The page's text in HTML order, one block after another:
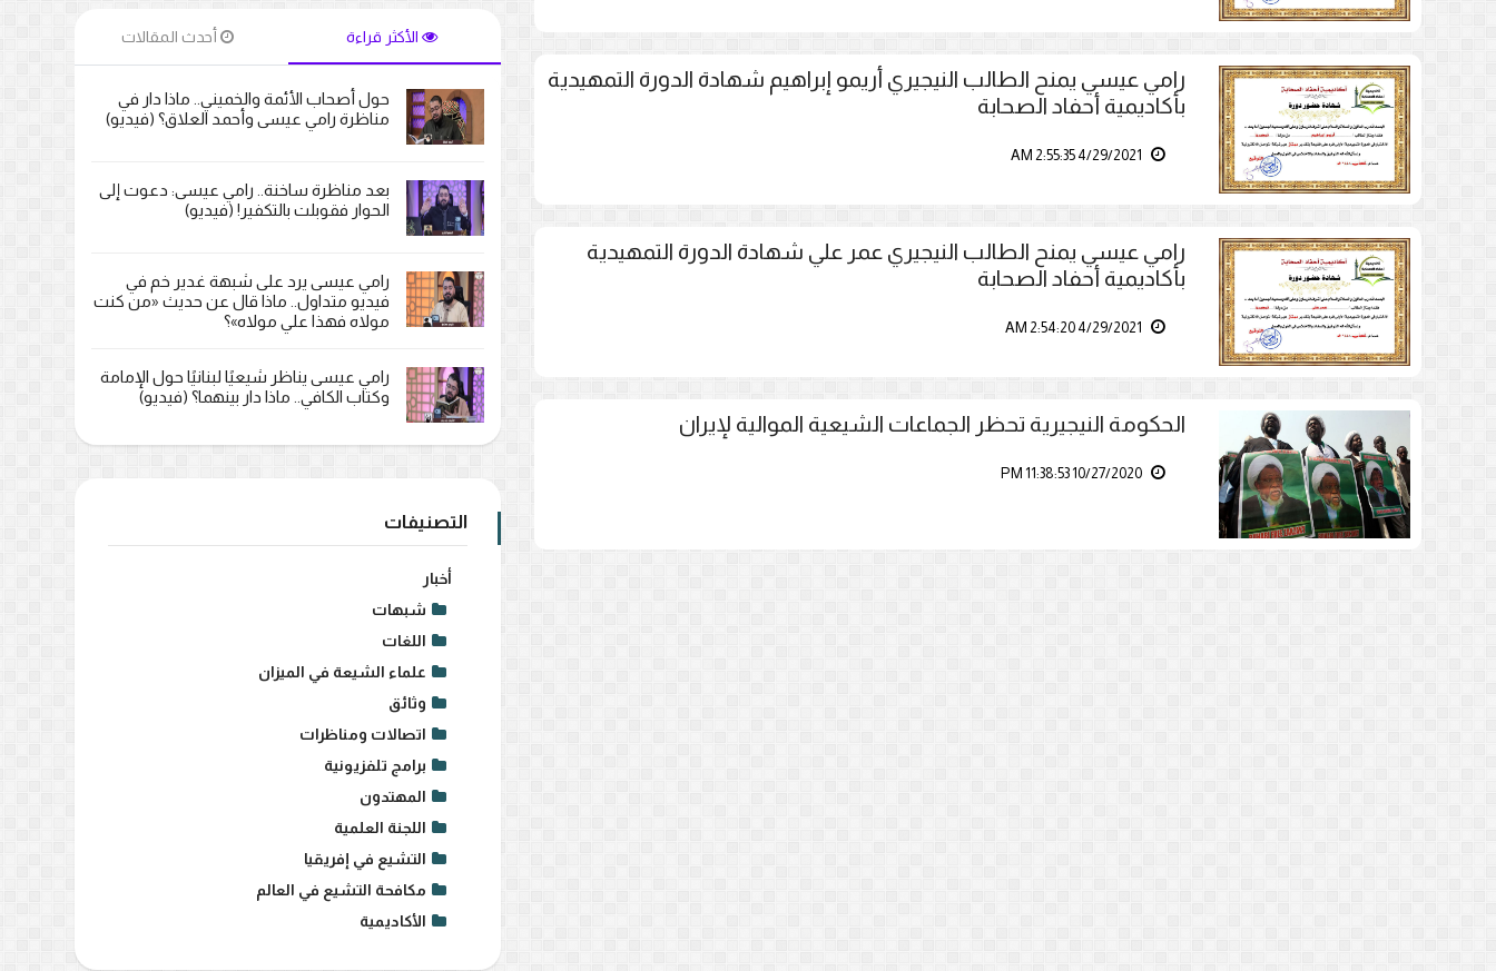
رامي عيسي يمنح الطالب النيجيري أريمو إبراهيم شهادة الدورة التمهيدية
بأكاديمية أحفاد الصحابة
رامي عيسي يمنح الطالب النيجيري عمر علي شهادة الدورة التمهيدية
بأكاديمية أحفاد الصحابة
الحكومة النيجيرية تحظر الجماعات الشيعية الموالية لإيران
الأكثر قراءة أحدث المقالات
حول أصحاب الأئمة والخميني.. ماذا دار في
مناظرة رامي عيسى وأحمد العلاق؟ (فيديو)
بعد مناظرة ساخنة.. رامي عيسى: دعوت إلى
الحوار فقوبلت بالتكفير! (فيديو)
رامي عيسى يرد على شبهة غدير خم في
فيديو متداول.. ماذا قال عن حديث «من كنت
مولاه فهذا علي مولاه»؟
رامي عيسى يناظر شيعيًا لبنانيًا حول الإمامة
وكتاب الكافي.. ماذا دار بينهما؟ (فيديو)
التصنيفات
أخبار
شبهات
اللغات
علماء الشيعة في الميزان
وثائق
اتصالات ومناظرات
برامج تلفزيونية
المهتدون
اللجنة العلمية
التشيع في إفريقيا
مكافحة التشيع في العالم
الأكاديمية